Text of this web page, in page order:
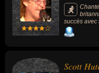
succès avec
Group : «
I’m A Man »
Scott